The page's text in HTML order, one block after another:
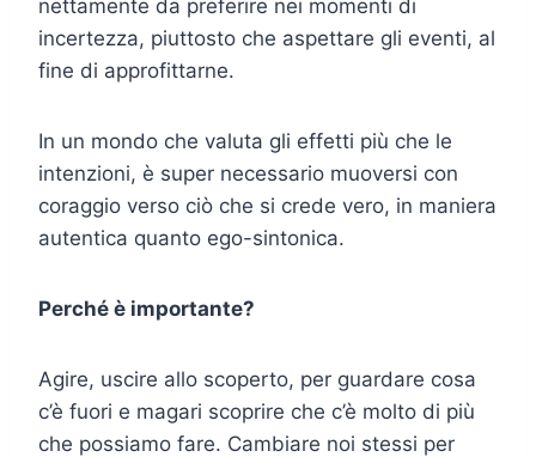
nettamente da preferire nei momenti di
incertezza, piuttosto che aspettare gli eventi, al
fine di approfittarne.
In un mondo che valuta gli effetti più che le
intenzioni, è super necessario muoversi con
coraggio verso ciò che si crede vero, in maniera
autentica quanto ego-sintonica.
Perché è importante?
Agire, uscire allo scoperto, per guardare cosa
c’è fuori e magari scoprire che c’è molto di più
che possiamo fare. Cambiare noi stessi per